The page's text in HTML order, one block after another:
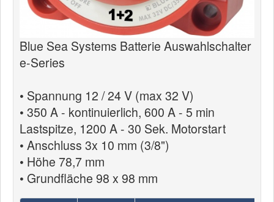
Jobs
Segeltuch
Blue Sea Systems Batterie Auswahlschalter
e-Series
• Spannung 12 / 24 V (max 32 V)
• 350 A - kontinuierlich, 600 A - 5 min
Lastspitze, 1200 A - 30 Sek. Motorstart
• Anschluss 3x 10 mm (3/8")
• Höhe 78,7 mm
• Grundfläche 98 x 98 mm